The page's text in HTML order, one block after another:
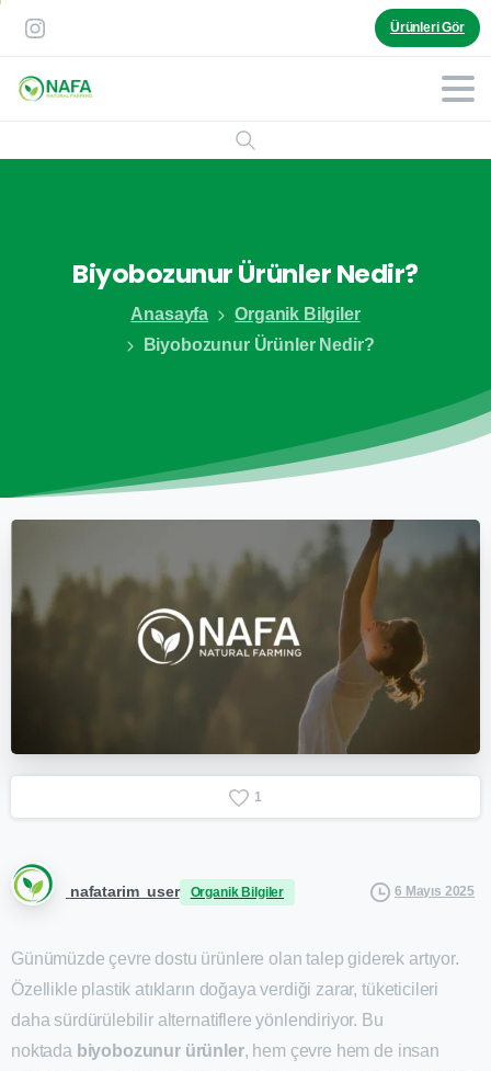
Ürünleri Gör
BiyobozunurÜrünlerNedir?
Anasayfa
Organik Bilgiler
Biyobozunur Ürünler Nedir?
1
nafatarim_user Organik Bilgiler 6 Mayıs 2025
Günümüzde çevre dostu ürünlere olan talep giderek artıyor.
Özellikle plastik atıkların doğaya verdiği zarar, tüketicileri
daha sürdürülebilir alternatiflere yönlendiriyor. Bu
noktada biyobozunur ürünler, hem çevre hem de insan